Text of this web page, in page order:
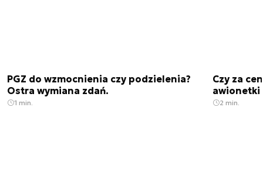
PGZ do wzmocnienia czy podzielenia?
Ostra wymiana zdań.
1 min.
Czy za
awionetki
2 min.